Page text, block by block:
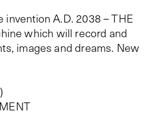
invention A.D. 2038 – THE
which will record and
images and dreams. New